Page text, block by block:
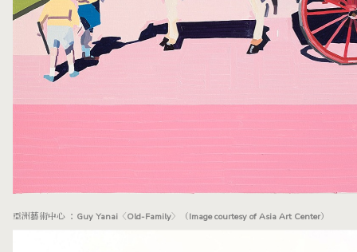
亞洲藝術中心 ：Guy Yanai〈Old-Family〉（Image courtesy of Asia Art Center）